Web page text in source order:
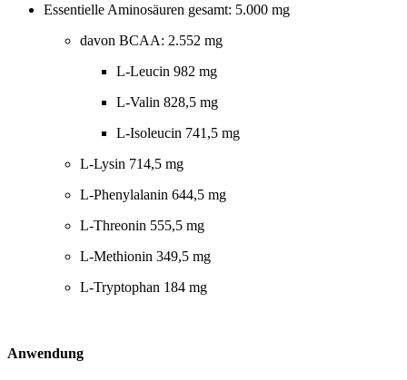
Essentielle Aminosäuren gesamt: 5.000 mg
davon BCAA: 2.552 mg
L-Leucin 982 mg
L-Valin 828,5 mg
L-Isoleucin 741,5 mg
L-Lysin 714,5 mg
L-Phenylalanin 644,5 mg
L-Threonin 555,5 mg
L-Methionin 349,5 mg
L-Tryptophan 184 mg
Anwendung